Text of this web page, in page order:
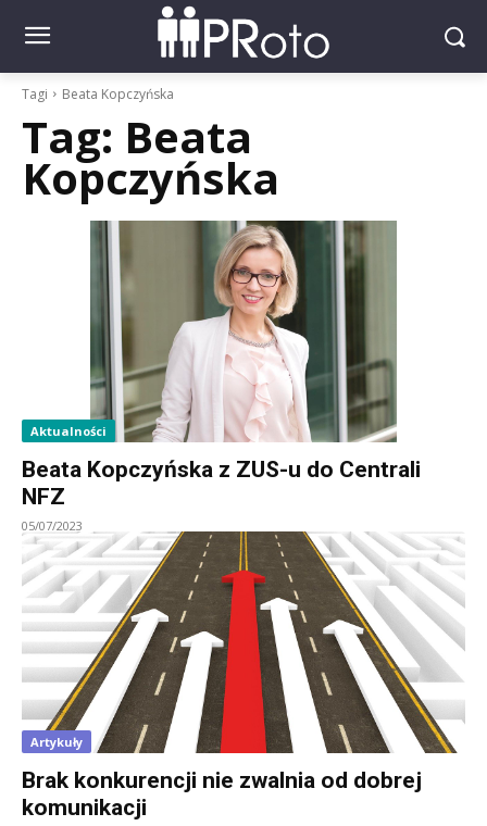
Tagi Beata Kopczyńska
Tag: Beata
Kopczyńska
Aktualności
Beata Kopczyńska z ZUS-u do Centrali
NFZ
05/07/2023
Artykuły
Brak konkurencji nie zwalnia od dobrej
komunikacji